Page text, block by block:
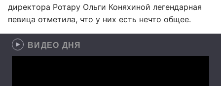
директора Ротару Ольги Коняхиной легендарная
певица отметила, что у них есть нечто общее.
ВИДЕО ДНЯ